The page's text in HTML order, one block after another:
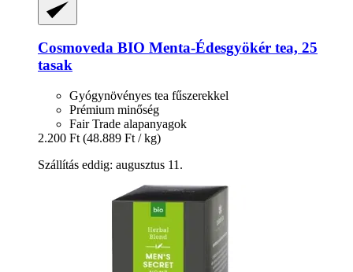
Cosmoveda BIO Menta-​Édesgyökér tea, 25
tasak
Gyógynövényes tea fűszerekkel
Prémium minőség
Fair Trade alapanyagok
2.200 Ft (48.889 Ft / kg)
Szállítás eddig: augusztus 11.